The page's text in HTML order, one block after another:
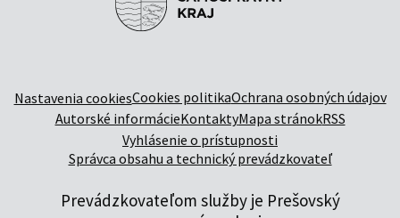
Nastavenia cookiesCookies politikaOchrana osobných údajov
Autorské informácieKontaktyMapa stránokRSS
Vyhlásenie o prístupnosti
Správca obsahu a technický prevádzkovateľ
Prevádzkovateľom služby je Prešovský